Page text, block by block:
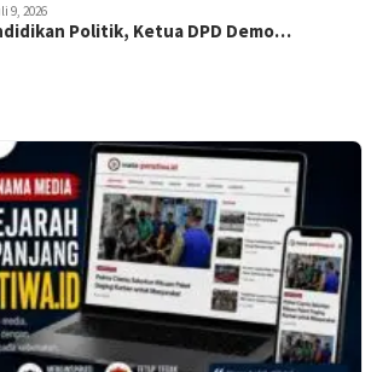
9, 2026
Politik, Ketua DPD Demo…